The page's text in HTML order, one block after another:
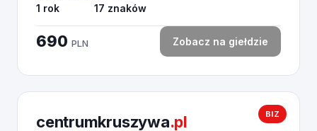
1 rok 17 znaków
690 PLN Zobacz na giełdzie
BIZ
centrumkruszywa.pl